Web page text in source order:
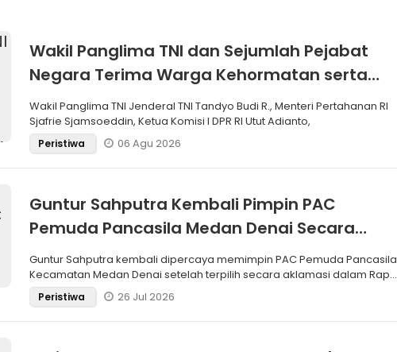
Wakil Panglima TNI dan Sejumlah Pejabat
Negara Terima Warga Kehormatan serta
Brevet Korps Marinir
Wakil Panglima TNI Jenderal TNI Tandyo Budi R., Menteri Pertahanan RI
Sjafrie Sjamsoeddin, Ketua Komisi I DPR RI Utut Adianto,
Peristiwa 06 Agu 2026
Guntur Sahputra Kembali Pimpin PAC
Pemuda Pancasila Medan Denai Secara
Aklamasi
Guntur Sahputra kembali dipercaya memimpin PAC Pemuda Pancasila
Kecamatan Medan Denai setelah terpilih secara aklamasi dalam Rapat
Pemilihan
Peristiwa 26 Jul 2026